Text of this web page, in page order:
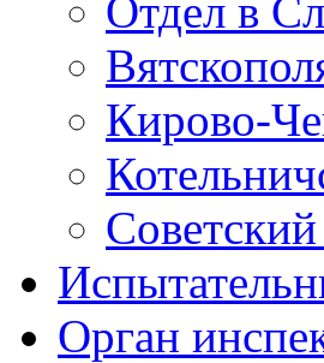
Отдел в
Кирово-
Орган